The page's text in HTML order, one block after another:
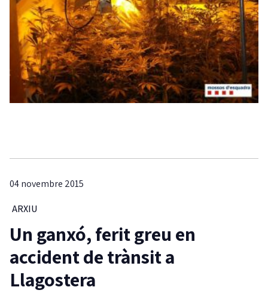
04 novembre 2015
ARXIU
Un ganxó, ferit greu en
accident de trànsit a
Llagostera